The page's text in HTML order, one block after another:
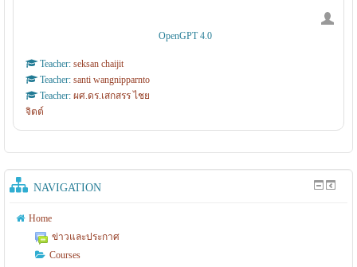
OpenGPT 4.0
Teacher: seksan chaijit
Teacher: santi wangnipparnto
Teacher: ผศ.ดร.เสกสรร ไชย
จิตต์
NAVIGATION
Home
ข่าวและประกาศ
Courses